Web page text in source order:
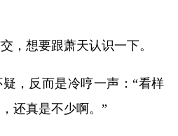
，想要跟萧天认识一下。
，反而是冷哼一声：“看样
还真是不少啊。”